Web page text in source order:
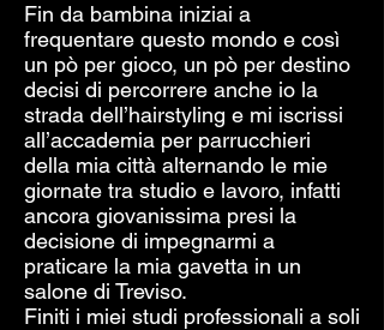
Fin da bambina iniziai a
frequentare questo mondo e così
un pò per gioco, un pò per destino
decisi di percorrere anche io la
strada dell’hairstyling e mi iscrissi
all’accademia per parrucchieri
della mia città alternando le mie
giornate tra studio e lavoro, infatti
ancora giovanissima presi la
decisione di impegnarmi a
praticare la mia gavetta in un
salone di Treviso.
Finiti i miei studi professionali a soli